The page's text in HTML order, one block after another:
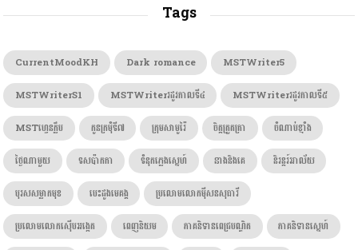
Tags
CurrentMoodKH Dark romance
MSTWriter5
MSTWriterS1
MSTWriterរដូវកាលទី៤
MSTWriterរដូវកាលទី៥
MSTហ្វេនក្លឹប
កូនក្រមុំទី៧ ក្រុមសាមូរ៉ៃ ចិត្តត្រួតត្រា
ចំណាប់ខ្មាំង
ថ្ងៃណាមួយ
ទសប៉ាកកា ទំនុកភ្លេងស្នេហ៍ នាងនិងគេ
និរន្តរ៍អាល័យ
បុរសសម្លាកមុខ
បេះដូងមេគង្គ
ប្រលោមលោកម៉ីសនសុធារី
ប្រលោមលោកស៊ើបអង្កេត
ពេញនិយម ភាគនិទានពេជ្របណ្ឌិត
ភាគនិទានស្នេហ៍